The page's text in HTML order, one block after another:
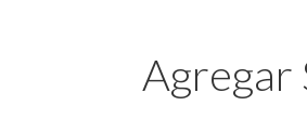
Agregar